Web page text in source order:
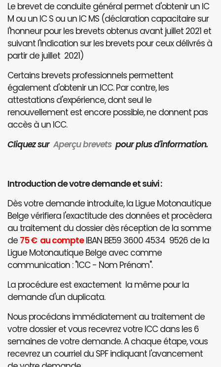
Le brevet de conduite général permet d'obtenir un IC
M ou un IC S ou un IC MS (déclaration capacitaire sur
l'honneur pour les brevets obtenus avant juillet 2021 et
suivant l'indication sur les brevets pour ceux délivrés à
partir de juillet 2021)
Certains brevets professionnels permettent
également d'obtenir un ICC. Par contre, les
attestations d'expérience, dont seul le
renouvellement est encore possible, ne donnent pas
accès à un ICC.
Cliquez surAperçu brevets pour plus d'information.
Introduction de votre demande et suivi :
Dès votre demande introduite, la Ligue Motonautique
Belge vérifiera l'exactitude des données et procèdera
au traitement du dossier dès réception de la somme
de 75 € au compteIBAN BE59 3600 4534 9526 de la
Ligue Motonautique Belge avec comme
communication : "ICC - Nom Prénom".
La procédure est exactement la même pour la
demande d'un duplicata.
Nous procédons immédiatement au traitement de
votre dossier et vous recevrez votre ICC dans les 6
semaines de votre demande. A chaque étape, vous
recevrez un courriel du SPF indiquant l'avancement